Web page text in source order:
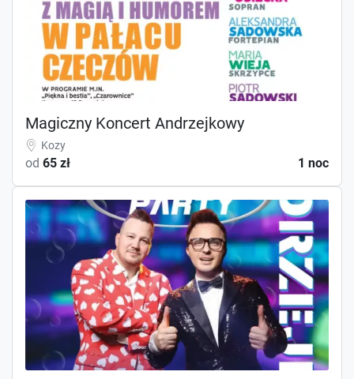
Magiczny Koncert Andrzejkowy
Kozy
od 65 zł 1 noc